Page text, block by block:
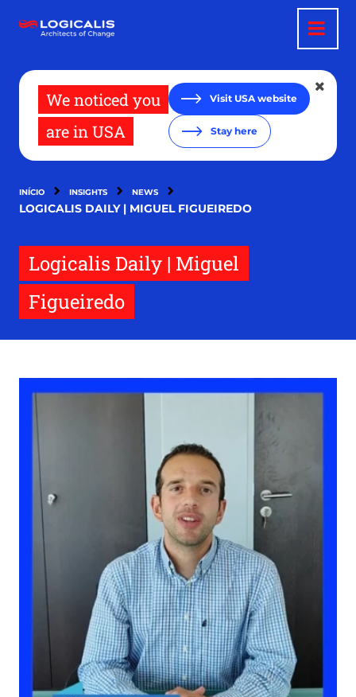
para
We noticed you
are in USA
Visit USA website
Stay here
INÍCIO INSIGHTS NEWS
LOGICALIS DAILY | MIGUEL FIGUEIREDO
Logicalis Daily | Miguel
Figueiredo